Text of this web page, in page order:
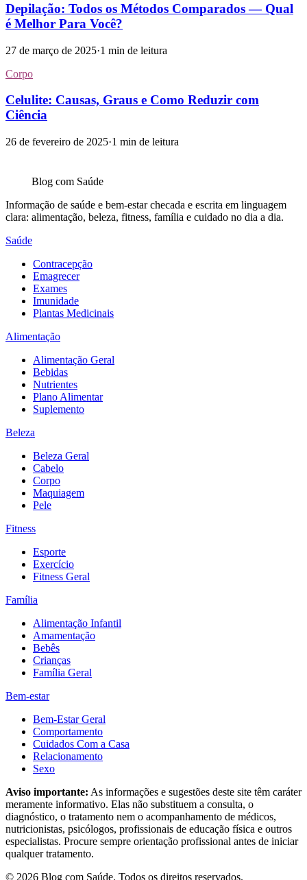
Depilação: Todos os Métodos Comparados — Qual
é Melhor Para Você?
27 de março de 2025·1 min de leitura
Corpo
Celulite: Causas, Graus e Como Reduzir com
Ciência
26 de fevereiro de 2025·1 min de leitura
Blog com Saúde
Informação de saúde e bem-estar checada e escrita em linguagem
clara: alimentação, beleza, fitness, família e cuidado no dia a dia.
Saúde
Contracepção
Emagrecer
Exames
Imunidade
Plantas Medicinais
Alimentação
Alimentação Geral
Bebidas
Nutrientes
Plano Alimentar
Suplemento
Beleza
Beleza Geral
Cabelo
Corpo
Maquiagem
Pele
Fitness
Esporte
Exercício
Fitness Geral
Família
Alimentação Infantil
Amamentação
Bebês
Crianças
Família Geral
Bem-estar
Bem-Estar Geral
Comportamento
Cuidados Com a Casa
Relacionamento
Sexo
Aviso importante: As informações e sugestões deste site têm caráter
meramente informativo. Elas não substituem a consulta, o
diagnóstico, o tratamento nem o acompanhamento de médicos,
nutricionistas, psicólogos, profissionais de educação física e outros
especialistas. Procure sempre orientação profissional antes de iniciar
qualquer tratamento.
© 2026 Blog com Saúde. Todos os direitos reservados.